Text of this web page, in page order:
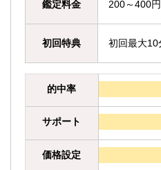
鑑定料金 200～400
初回特典 初回最大10
的中率
サポート
価格設定